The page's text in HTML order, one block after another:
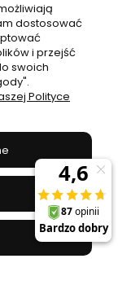
669-050-03-43
dostosować
i przejść
swoich
Polityce